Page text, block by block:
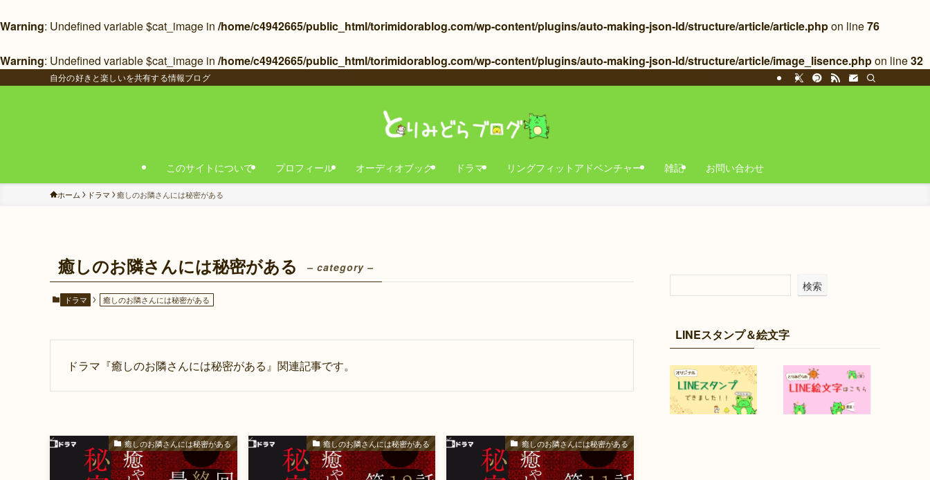
Warning: Undefined variable $cat_image in /home/c4942665/public_html/torimidorablog.com/wp-content/plugins/auto-making-json-ld/structure/article/article.phpon line76
Warning: Undefined variable $cat_image in /home/c4942665/public_html/torimidorablog.com/wp-content/plugins/auto-making-json-ld/structure/article/image_lisence.phpon line32
自分の好きと楽しいを共有する情報ブログ
このサイトについて プロフィール オーディオブック ドラマ リングフィットアドベンチャー 雑記 お問い合わせ
ホーム ドラマ 癒しのお隣さんには秘密がある
癒しのお隣さんには秘密がある – category –
ドラマ 癒しのお隣さんには秘密がある
ドラマ『癒しのお隣さんには秘密がある』関連記事です。
癒しのお隣さんには秘密がある 癒しのお隣さんには秘密がある 癒しのお隣さんには秘密がある
検索
LINEスタンプ＆絵文字